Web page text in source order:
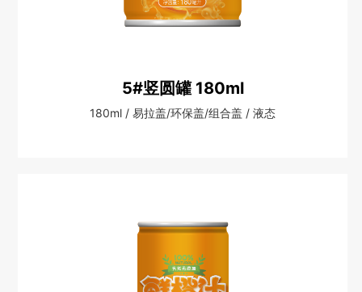
5#竖圆罐 180ml
180ml / 易拉盖/环保盖/组合盖 / 液态